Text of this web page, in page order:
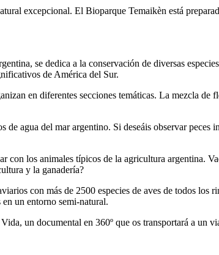
excepcional. El Bioparque Temaikèn está
se dedica a la conservación de diversas
de América del Sur.
en diferentes secciones temáticas. La mezcla
agua del mar argentino. Si deseáis observar peces
con los animales típicos de la agricultura argentina.
y la ganadería?
con más de 2500 especies de aves de todos los
un entorno semi-natural.
un documental en 360º que os transportará a un